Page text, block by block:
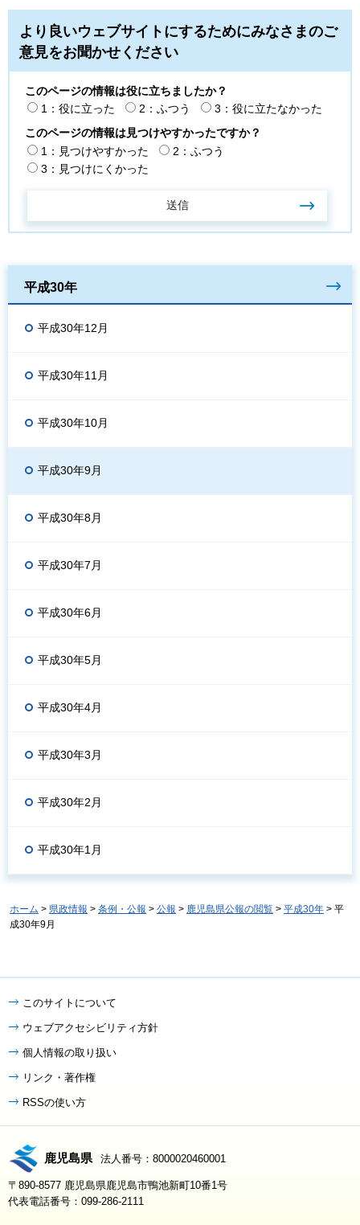
より良いウェブサイトにするためにみなさまのご
意見をお聞かせください
このページの情報は役に立ちましたか？
1：役に立った
2：ふつう
3：役に立たなかった
このページの情報は見つけやすかったですか？
1：見つけやすかった
2：ふつう
3：見つけにくかった
平成30年
平成30年12月
平成30年11月
平成30年10月
平成30年9月
平成30年8月
平成30年7月
平成30年6月
平成30年5月
平成30年4月
平成30年3月
平成30年2月
平成30年1月
ホーム > 県政情報 > 条例・公報 > 公報 > 鹿児島県公報の閲覧 > 平成30年 > 平
成30年9月
このサイトについて
ウェブアクセシビリティ方針
個人情報の取り扱い
リンク・著作権
RSSの使い方
鹿児島県 法人番号：8000020460001
〒890-8577 鹿児島県鹿児島市鴨池新町10番1号
代表電話番号：099-286-2111